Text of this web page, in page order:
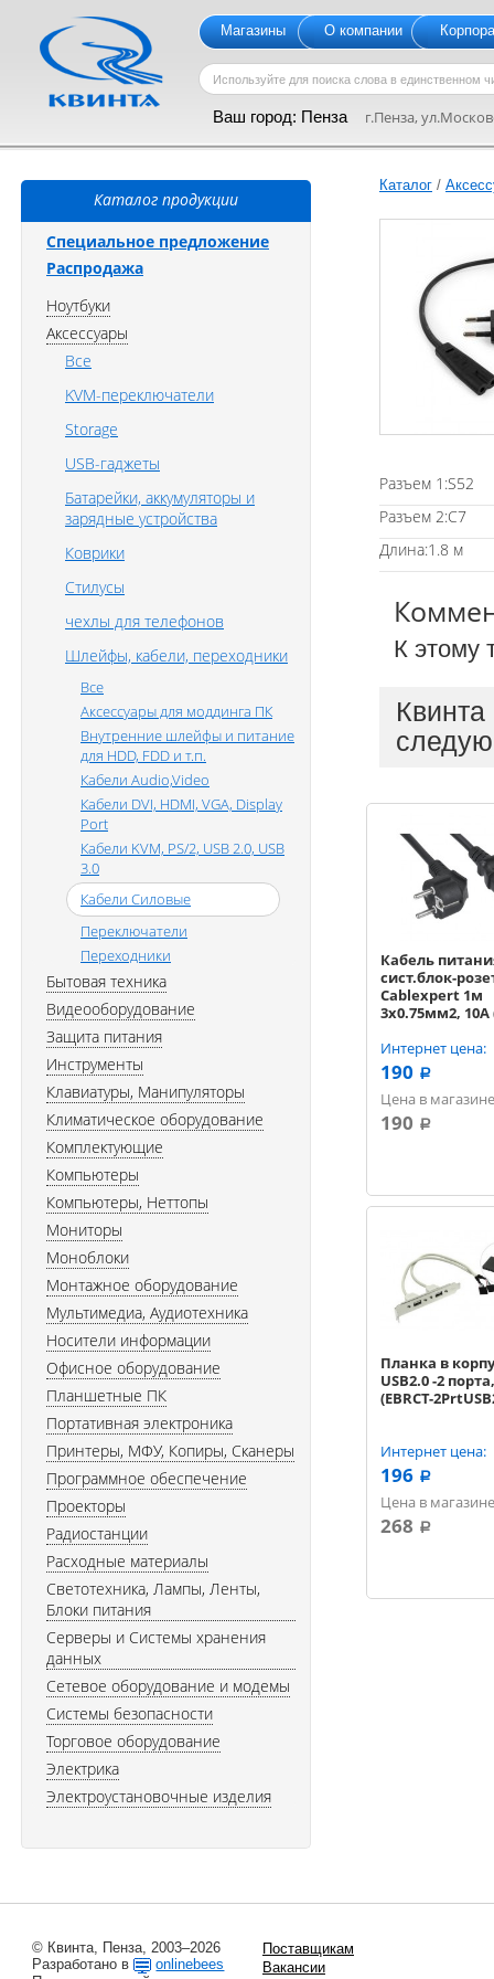
Магазины О компании
Ваш город: Пенза г.Пенза,
Каталог /
Разъем 1:S52
Разъем 2:C7
Длина:1.8 м
К этому
Кабель
сист.блок-
Cablexpert 1м
3x0.75мм2, 10A
Интернет цена:
190 a
Цена в
190 a
Планка в
USB2.0 -2 порта,
(EBRCT-
Интернет цена:
196 a
Цена в
268 a
Каталог продукции
Специальное предложение
Распродажа
Ноутбуки
Аксессуары
Все
KVM-переключатели
Storage
USB-гаджеты
Батарейки, аккумуляторы и
зарядные устройства
Коврики
Стилусы
чехлы для телефонов
Шлейфы, кабели, переходники
Все
Аксессуары для моддинга ПК
Внутренние шлейфы и питание
для HDD, FDD и т.п.
Кабели Audio,Video
Кабели DVI, HDMI, VGA, Display
Port
Кабели KVM, PS/2, USB 2.0, USB
3.0
Кабели Силовые
Переключатели
Переходники
Бытовая техника
Видеооборудование
Защита питания
Инструменты
Клавиатуры, Манипуляторы
Климатическое оборудование
Комплектующие
Компьютеры
Компьютеры, Неттопы
Мониторы
Моноблоки
Монтажное оборудование
Мультимедиа, Аудиотехника
Носители информации
Офисное оборудование
Планшетные ПК
Портативная электроника
Принтеры, МФУ, Копиры, Сканеры
Программное обеспечение
Проекторы
Радиостанции
Расходные материалы
Светотехника, Лампы, Ленты,
Блоки питания
Серверы и Системы хранения
данных
Сетевое оборудование и модемы
Системы безопасности
Торговое оборудование
Электрика
Электроустановочные изделия
© Квинта, Пенза, 2003–2026
Разработано в
onlinebees
Поставщикам
Вакансии